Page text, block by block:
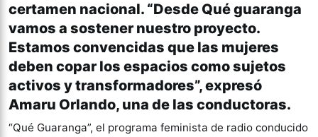
certamen nacional. “Desde Qué guaranga
vamos a sostener nuestro proyecto.
Estamos convencidas que las mujeres
deben copar los espacios como sujetos
activos y transformadores”, expresó
Amaru Orlando, una de las conductoras.
“Qué Guaranga”, el programa feminista de radio conducido